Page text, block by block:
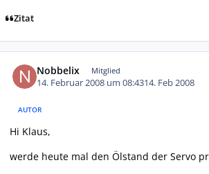
Zitat
Nobbelix Mitglied
14. Februar 2008 um 08:4314. Feb 2008
AUTOR
Hi Klaus,
werde heute mal den Ölstand der Servo